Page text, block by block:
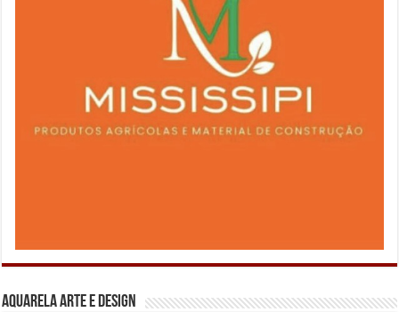
Aquarela Arte e Design